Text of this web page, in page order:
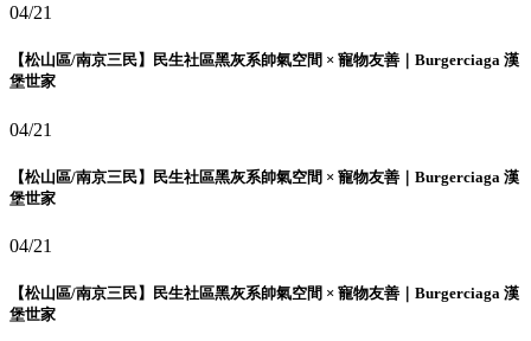
04/21
【松山區/南京三民】民生社區黑灰系帥氣空間 × 寵物友善｜Burgerciaga 漢
堡世家
04/21
【松山區/南京三民】民生社區黑灰系帥氣空間 × 寵物友善｜Burgerciaga 漢
堡世家
04/21
【松山區/南京三民】民生社區黑灰系帥氣空間 × 寵物友善｜Burgerciaga 漢
堡世家